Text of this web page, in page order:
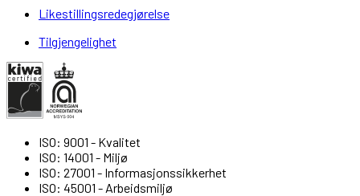
Likestillingsredegjørelse
Tilgjengelighet
ISO: 9001 - Kvalitet
ISO: 14001 - Miljø
ISO: 27001 - Informasjonssikkerhet
ISO: 45001 - Arbeidsmiljø